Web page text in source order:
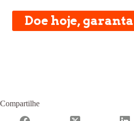
Doe hoje,
Compartilhe